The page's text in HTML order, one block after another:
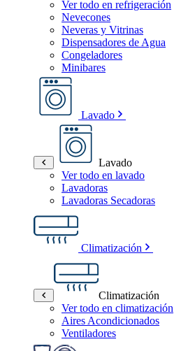
Ver todo en refrigeración
Nevecones
Neveras y Vitrinas
Dispensadores de Agua
Congeladores
Minibares
Lavado
Lavado
Ver todo en lavado
Lavadoras
Lavadoras Secadoras
Climatización
Climatización
Ver todo en climatización
Aires Acondicionados
Ventiladores